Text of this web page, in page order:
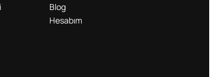
Blog
Hesabım